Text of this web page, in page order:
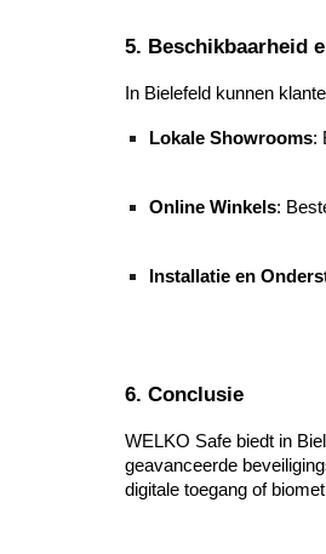
5. Beschikbaarheid
In Bielefeld kunnen
Lokale Showrooms:
Online Winkels:
Installatie en
6. Conclusie
WELKO Safe biedt in
geavanceerde
digitale toegang of